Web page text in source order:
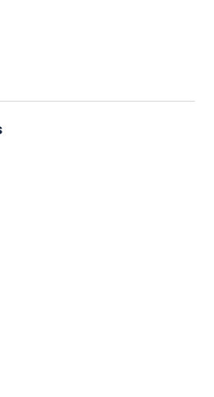
machen, empfängt Sie das
um alles kümmern und Sie
Kajakfahrt beginnen.
auf dieses tolle Abenteuer ein!
sind und auf